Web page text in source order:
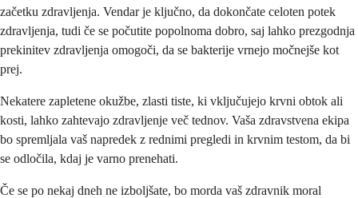
začetku zdravljenja. Vendar je ključno, da dokončate celoten potek
zdravljenja, tudi če se počutite popolnoma dobro, saj lahko prezgodnja
prekinitev zdravljenja omogoči, da se bakterije vrnejo močnejše kot
prej.
Nekatere zapletene okužbe, zlasti tiste, ki vključujejo krvni obtok ali
kosti, lahko zahtevajo zdravljenje več tednov. Vaša zdravstvena ekipa
bo spremljala vaš napredek z rednimi pregledi in krvnim testom, da bi
se odločila, kdaj je varno prenehati.
Če se po nekaj dneh ne izboljšate, bo morda vaš zdravnik moral